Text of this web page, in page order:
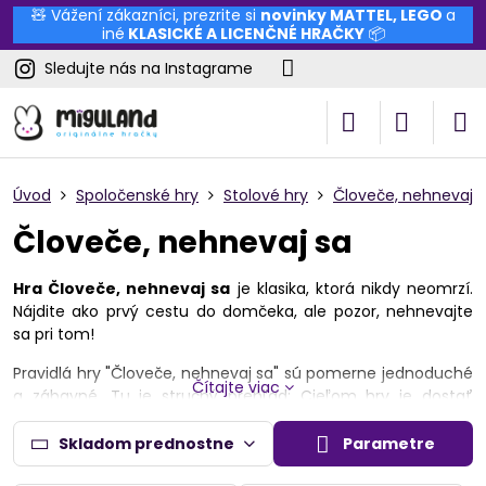
🧸 Vážení zákazníci, prezrite si novinky MATTEL, LEGO a
iné KLASICKÉ A LICENČNÉ HRAČKY📦
Sledujte nás na Instagrame
Úvod Spoločenské hry Stolové hry Človeče, nehnevaj
Človeče, nehnevaj sa
Hra Človeče, nehnevaj sa je klasika, ktorá nikdy neomrzí.
Nájdite ako prvý cestu do domčeka, ale pozor, nehnevajte
sa pri tom!
Pravidlá hry "Človeče, nehnevaj sa" sú pomerne jednoduché
a zábavné. Tu je stručný prehľad: Cieľom hry je dostať
všetky svoje figúrky zo začiatočného políčka do cieľového
priestoru pomocou kocky.
Počet hráčov: Hra sa hrá s 2 až 4 hráčmi, pričom každý hráč
Čítajte viac
Skladom prednostne Parametre